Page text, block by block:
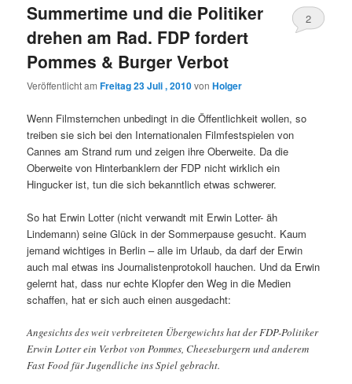
Summertime und die Politiker
drehen am Rad. FDP fordert
Pommes & Burger Verbot
Veröffentlicht amFreitag 23 Juli , 2010vonHolger
2
Wenn Filmsternchen unbedingt in die Öffentlichkeit wollen, so
treiben sie sich bei den Internationalen Filmfestspielen von
Cannes am Strand rum und zeigen ihre Oberweite. Da die
Oberweite von Hinterbanklern der FDP nicht wirklich ein
Hingucker ist, tun die sich bekanntlich etwas schwerer.
So hat Erwin Lotter (nicht verwandt mit Erwin Lotter- äh
Lindemann) seine Glück in der Sommerpause gesucht. Kaum
jemand wichtiges in Berlin – alle im Urlaub, da darf der Erwin
auch mal etwas ins Journalistenprotokoll hauchen. Und da Erwin
gelernt hat, dass nur echte Klopfer den Weg in die Medien
schaffen, hat er sich auch einen ausgedacht:
Angesichts des weit verbreiteten Übergewichts hat der FDP-Politiker
Erwin Lotter ein Verbot von Pommes, Cheeseburgern und anderem
Fast Food für Jugendliche ins Spiel gebracht.